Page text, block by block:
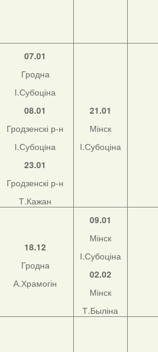
07.01
Гродна
І.Субоціна
08.01
Гродзенскі р-н
І.Субоціна
23.01
Гродзенскі р-н
Т.Кажан
21.01
Мінск
І.Субоціна
18.12
Гродна
А.Храмогін
09.01
Мінск
І.Субоціна
02.02
Мінск
Т.Быліна